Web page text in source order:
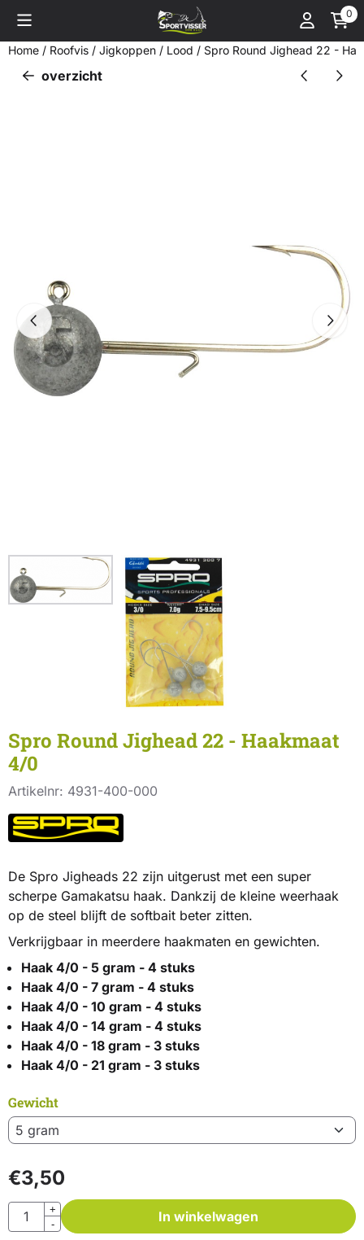
Cookievoorkeuren zijn momenteel gesloten. 0
Home / Roofvis / Jigkoppen / Lood / Spro Round Jighead 22 -
overzicht
Spro Round Jighead 22 - Haakmaat
4/0
Artikelnr: 4931-400-000
De Spro Jigheads 22 zijn uitgerust met een super
scherpe Gamakatsu haak. Dankzij de kleine weerhaak
op de steel blijft de softbait beter zitten.
Verkrijgbaar in meerdere haakmaten en gewichten.
Haak 4/0 - 5 gram - 4 stuks
Haak 4/0 - 7 gram - 4 stuks
Haak 4/0 - 10 gram - 4 stuks
Haak 4/0 - 14 gram - 4 stuks
Haak 4/0 - 18 gram - 3 stuks
Haak 4/0 - 21 gram - 3 stuks
Gewicht
€3,50
Aantal
+
-
In winkelwagen